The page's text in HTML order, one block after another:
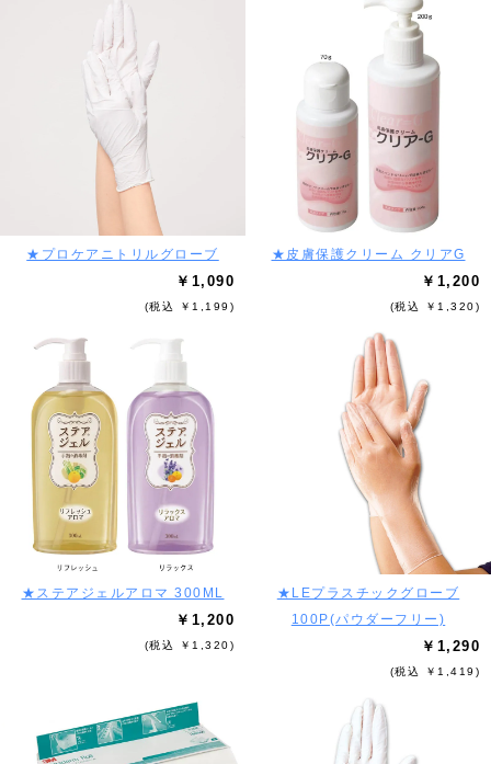
★プロケアニトリルグローブ
￥1,090
(税込 ￥1,199)
★皮膚保護クリーム クリアG
￥1,200
(税込 ￥1,320)
★ステアジェルアロマ 300ML
￥1,200
(税込 ￥1,320)
★LEプラスチックグローブ
100P(パウダーフリー)
￥1,290
(税込 ￥1,419)